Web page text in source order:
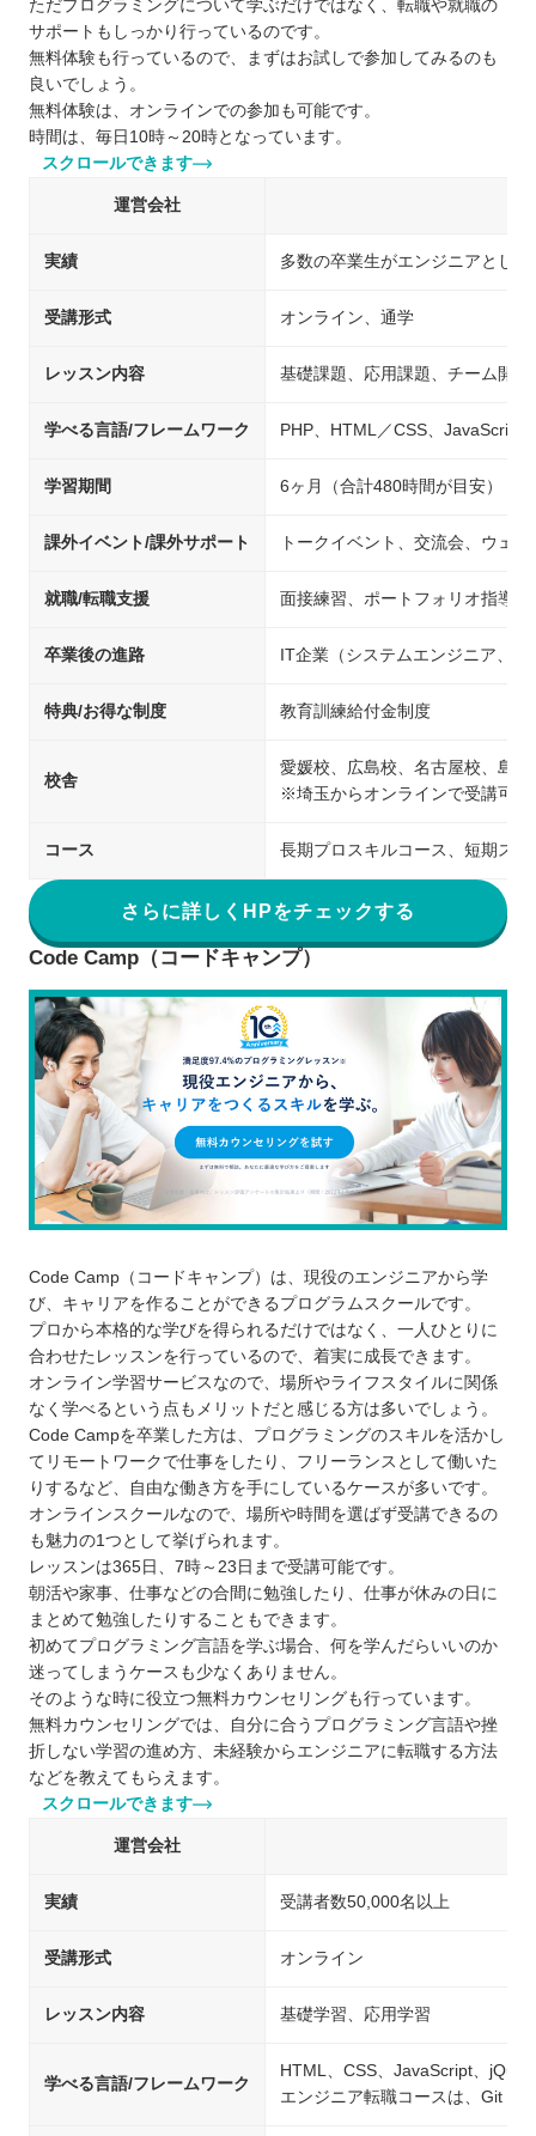
ただプログラミングについて学ぶだけではなく、転職や就職の
サポートもしっかり行っているのです。
無料体験も行っているので、まずはお試しで参加してみるのも
良いでしょう。
無料体験は、オンラインでの参加も可能です。
時間は、毎日10時～20時となっています。
スクロールできます
運営会社
実績 多数の卒業生がエンジニアとして
受講形式 オンライン、通学
レッスン内容 基礎課題、応用課題、チーム開発
学べる言語/フレームワーク PHP、HTML／CSS、JavaScript
学習期間 6ヶ月（合計480時間が目安）
課外イベント/課外サポート トークイベント、交流会、ウェ
就職/転職支援 面接練習、ポートフォリオ指導
卒業後の進路 IT企業（システムエンジニア、
特典/お得な制度 教育訓練給付金制度
校舎
愛媛校、広島校、名古屋校、島根
※埼玉からオンラインで受講可能
コース 長期プロスキルコース、短期ス
さらに詳しくHPをチェックする
Code Camp（コードキャンプ）
Code Camp（コードキャンプ）は、現役のエンジニアから学
び、キャリアを作ることができるプログラムスクールです。
プロから本格的な学びを得られるだけではなく、一人ひとりに
合わせたレッスンを行っているので、着実に成長できます。
オンライン学習サービスなので、場所やライフスタイルに関係
なく学べるという点もメリットだと感じる方は多いでしょう。
Code Campを卒業した方は、プログラミングのスキルを活かし
てリモートワークで仕事をしたり、フリーランスとして働いた
りするなど、自由な働き方を手にしているケースが多いです。
オンラインスクールなので、場所や時間を選ばず受講できるの
も魅力の1つとして挙げられます。
レッスンは365日、7時～23日まで受講可能です。
朝活や家事、仕事などの合間に勉強したり、仕事が休みの日に
まとめて勉強したりすることもできます。
初めてプログラミング言語を学ぶ場合、何を学んだらいいのか
迷ってしまうケースも少なくありません。
そのような時に役立つ無料カウンセリングも行っています。
無料カウンセリングでは、自分に合うプログラミング言語や挫
折しない学習の進め方、未経験からエンジニアに転職する方法
などを教えてもらえます。
スクロールできます
運営会社
実績 受講者数50,000名以上
受講形式 オンライン
レッスン内容 基礎学習、応用学習
学べる言語/フレームワーク
HTML、CSS、JavaScript、
エンジニア転職コースは、Git・